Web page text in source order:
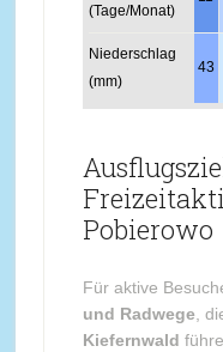
(Tage/Monat)
Niederschlag
(mm)
43
Pobierowo
Für aktive
und Radwege ,
Kiefernwald